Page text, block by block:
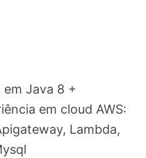
em Java 8 +
em cloud AWS:
Lambda,